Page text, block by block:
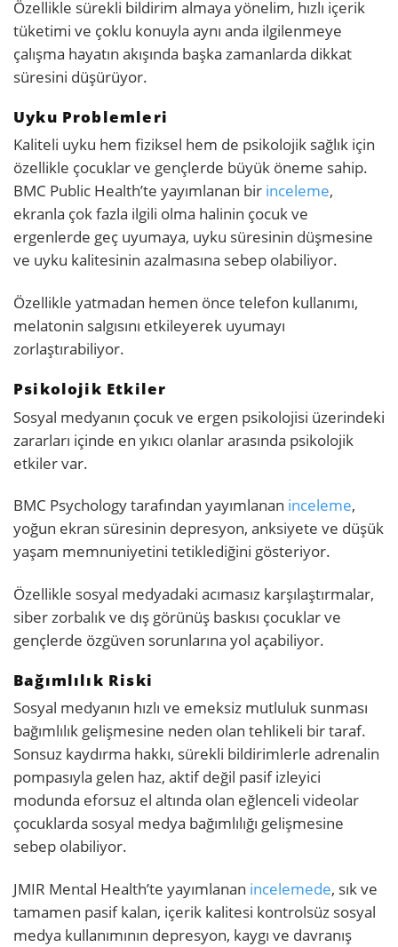
Özellikle sürekli bildirim almaya yönelim, hızlı içerik
tüketimi ve çoklu konuyla aynı anda ilgilenmeye
çalışma hayatın akışında başka zamanlarda dikkat
süresini düşürüyor.
Uyku Problemleri
Kaliteli uyku hem fiziksel hem de psikolojik sağlık için
özellikle çocuklar ve gençlerde büyük öneme sahip.
BMC Public Health’te yayımlanan bir inceleme,
ekranla çok fazla ilgili olma halinin çocuk ve
ergenlerde geç uyumaya, uyku süresinin düşmesine
ve uyku kalitesinin azalmasına sebep olabiliyor.
Özellikle yatmadan hemen önce telefon kullanımı,
melatonin salgısını etkileyerek uyumayı
zorlaştırabiliyor.
Psikolojik Etkiler
Sosyal medyanın çocuk ve ergen psikolojisi üzerindeki
zararları içinde en yıkıcı olanlar arasında psikolojik
etkiler var.
BMC Psychology tarafından yayımlanan inceleme,
yoğun ekran süresinin depresyon, anksiyete ve düşük
yaşam memnuniyetini tetiklediğini gösteriyor.
Özellikle sosyal medyadaki acımasız karşılaştırmalar,
siber zorbalık ve dış görünüş baskısı çocuklar ve
gençlerde özgüven sorunlarına yol açabiliyor.
Bağımlılık Riski
Sosyal medyanın hızlı ve emeksiz mutluluk sunması
bağımlılık gelişmesine neden olan tehlikeli bir taraf.
Sonsuz kaydırma hakkı, sürekli bildirimlerle adrenalin
pompasıyla gelen haz, aktif değil pasif izleyici
modunda eforsuz el altında olan eğlenceli videolar
çocuklarda sosyal medya bağımlılığı gelişmesine
sebep olabiliyor.
JMIR Mental Health’te yayımlanan incelemede, sık ve
tamamen pasif kalan, içerik kalitesi kontrolsüz sosyal
medya kullanımının depresyon, kaygı ve davranış